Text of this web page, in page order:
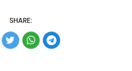
SHARE: